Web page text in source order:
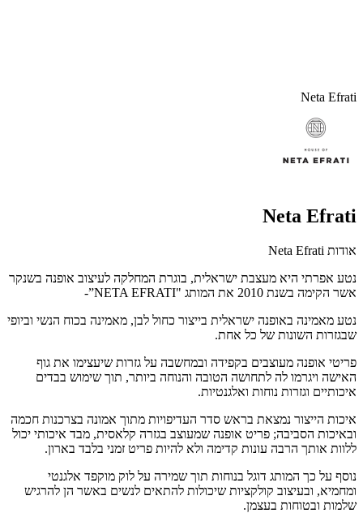
Neta Efrati
Neta Efrati
אודות Neta Efrati
נטע אפרתי היא מעצבת ישראלית, בוגרת המחלקה לעיצוב אופנה בשנקר
אשר הקימה בשנת 2010 את המותג "NETA EFRATI”-
נטע מאמינה באופנה ישראלית בייצור כחול לבן, מאמינה בכוח הנשי וביופי
שבגזרות השונות של כל אחת.
פריטי אופנה מעוצבים בקפידה ובמחשבה על גזרות שיעצימו את גוף
האישה ויגרמו לה לתחושה הטובה והנוחה ביותר, תוך שימוש בבדים
איכותיים וגזרות נוחות ואלגנטיות.
איכות הייצור נמצאת בראש סדר העדיפויות מתוך אמונה בצרכנות חכמה
ובאיכות הסביבה; פריט אופנה שמעוצב בגזרה קלאסית, מבד איכותי יכול
ללוות אותך הרבה עונות קדימה ולא להיות פריט זמני בלבד בארון.
נוסף על כך המותג דוגל בנוחות תוך שמירה על לוק מוקפד אלגנטי
ומחמיא, ובעיצוב קולקציות שיכולות להתאים לנשים באשר הן להרגיש
שלמות ובטוחות בעצמן.